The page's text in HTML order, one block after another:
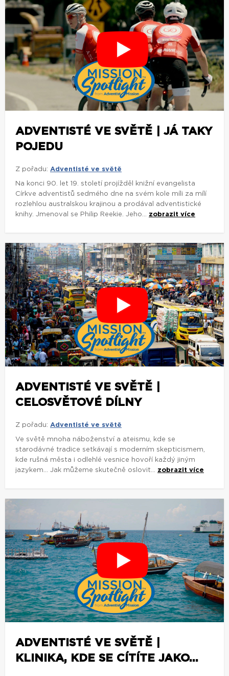
ADVENTISTÉ VE SVĚTĚ | JÁ TAKY
POJEDU
Z pořadu: Adventisté ve světě
Na konci 90. let 19. století projížděl knižní evangelista
Církve adventistů sedmého dne na svém kole míli za mílí
rozlehlou australskou krajinou a prodával adventistické
knihy. Jmenoval se Philip Reekie. Jeho... zobrazit více
ADVENTISTÉ VE SVĚTĚ |
CELOSVĚTOVÉ DÍLNY
Z pořadu: Adventisté ve světě
Ve světě mnoha náboženství a ateismu, kde se
starodávné tradice setkávají s moderním skepticismem,
kde rušná města i odlehlé vesnice hovoří každý jiným
jazykem... Jak můžeme skutečně oslovit... zobrazit více
ADVENTISTÉ VE SVĚTĚ |
KLINIKA, KDE SE CÍTÍTE JAKO...